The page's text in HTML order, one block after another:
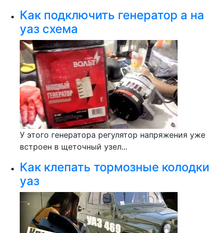
Как подключить генератор а на
уаз схема
У этого генератора регулятор напряжения уже
встроен в щеточный узел...
Как клепать тормозные колодки
уаз